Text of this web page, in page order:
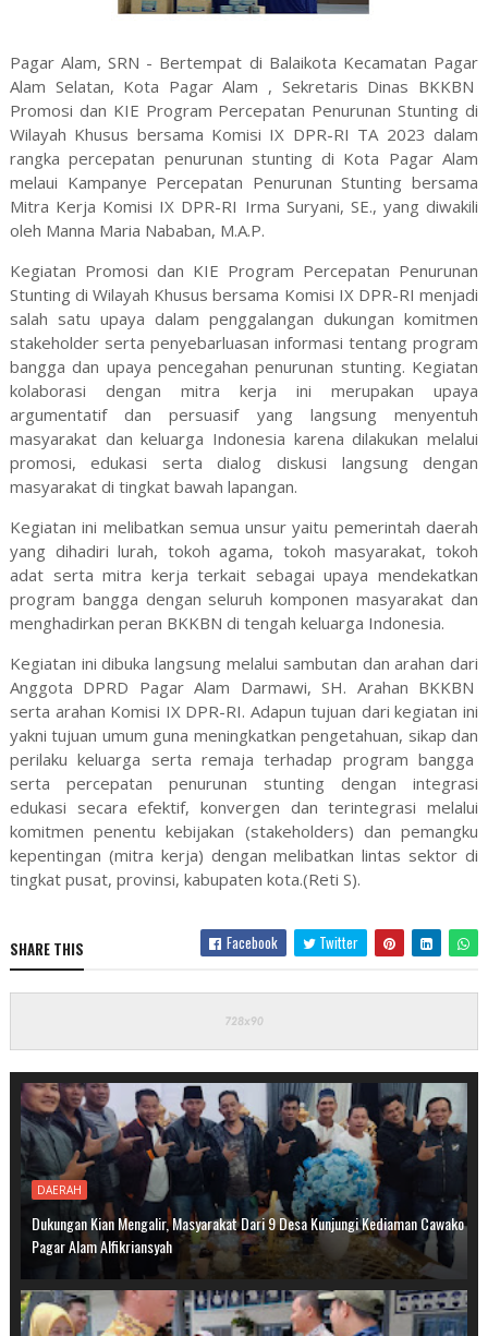
Pagar Alam, SRN - Bertempat di Balaikota Kecamatan Pagar
Alam Selatan, Kota Pagar Alam , Sekretaris Dinas BKKBN
Promosi dan KIE Program Percepatan Penurunan Stunting di
Wilayah Khusus bersama Komisi IX DPR-RI TA 2023 dalam
rangka percepatan penurunan stunting di Kota Pagar Alam
melaui Kampanye Percepatan Penurunan Stunting bersama
Mitra Kerja Komisi IX DPR-RI Irma Suryani, SE., yang diwakili
oleh Manna Maria Nababan, M.A.P.
Kegiatan Promosi dan KIE Program Percepatan Penurunan
Stunting di Wilayah Khusus bersama Komisi IX DPR-RI menjadi
salah satu upaya dalam penggalangan dukungan komitmen
stakeholder serta penyebarluasan informasi tentang program
bangga dan upaya pencegahan penurunan stunting. Kegiatan
kolaborasi dengan mitra kerja ini merupakan upaya
argumentatif dan persuasif yang langsung menyentuh
masyarakat dan keluarga Indonesia karena dilakukan melalui
promosi, edukasi serta dialog diskusi langsung dengan
masyarakat di tingkat bawah lapangan.
Kegiatan ini melibatkan semua unsur yaitu pemerintah daerah
yang dihadiri lurah, tokoh agama, tokoh masyarakat, tokoh
adat serta mitra kerja terkait sebagai upaya mendekatkan
program bangga dengan seluruh komponen masyarakat dan
menghadirkan peran BKKBN di tengah keluarga Indonesia.
Kegiatan ini dibuka langsung melalui sambutan dan arahan dari
Anggota DPRD Pagar Alam Darmawi, SH. Arahan BKKBN
serta arahan Komisi IX DPR-RI. Adapun tujuan dari kegiatan ini
yakni tujuan umum guna meningkatkan pengetahuan, sikap dan
perilaku keluarga serta remaja terhadap program bangga
serta percepatan penurunan stunting dengan integrasi
edukasi secara efektif, konvergen dan terintegrasi melalui
komitmen penentu kebijakan (stakeholders) dan pemangku
kepentingan (mitra kerja) dengan melibatkan lintas sektor di
tingkat pusat, provinsi, kabupaten kota.(Reti S).
SHARE THIS Facebook Twitter
DAERAH
Dukungan Kian Mengalir, Masyarakat Dari 9 Desa Kunjungi Kediaman Cawako
Pagar Alam Alfikriansyah